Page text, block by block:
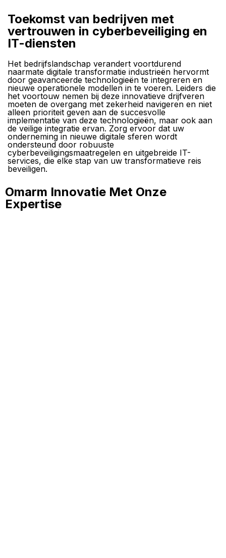
Toekomst van bedrijven met
vertrouwen in cyberbeveiliging en
IT-diensten
Het bedrijfslandschap verandert voortdurend
naarmate digitale transformatie industrieën hervormt
door geavanceerde technologieën te integreren en
nieuwe operationele modellen in te voeren. Leiders die
het voortouw nemen bij deze innovatieve drijfveren
moeten de overgang met zekerheid navigeren en niet
alleen prioriteit geven aan de succesvolle
implementatie van deze technologieën, maar ook aan
de veilige integratie ervan. Zorg ervoor dat uw
onderneming in nieuwe digitale sferen wordt
ondersteund door robuuste
cyberbeveiligingsmaatregelen en uitgebreide IT-
services, die elke stap van uw transformatieve reis
beveiligen.
Omarm Innovatie Met Onze
Expertise